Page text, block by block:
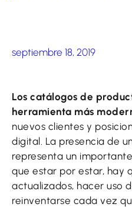
septiembre 18, 2019
Los catálogos de
herramienta más
nuevos clientes y
digital. La presencia de
representa un
que estar por estar, hay
actualizados, hacer uso
reinventarse cada vez